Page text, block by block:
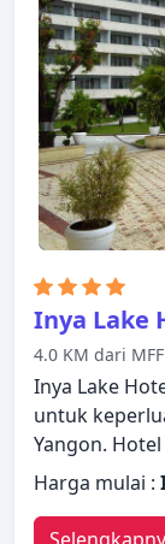
sandal.
hingga
Staf yang
dengan
tiga alasan
Valley Hotel.
Inya Lake
4.0 KM dari
Inya Lake
untuk
Yangon.
dan fasilitas
kebutuhan
jam, WiFi
Harga mulai :